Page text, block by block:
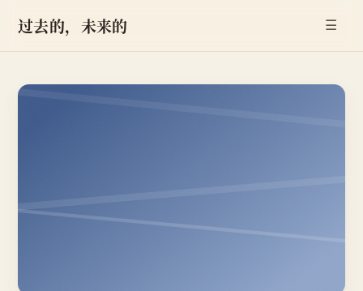
过去的，未来的 ☰